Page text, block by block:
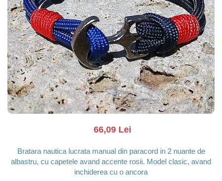
Barci, vapoare, ambarcatiuni
Pesti
Decoratiuni care se agata
Tablouri
66,09 Lei
Bratara nautica lucrata manual din paracord in 2 nuante de
albastru, cu capetele avand accente rosii. Model clasic, avand
inchiderea cu o ancora